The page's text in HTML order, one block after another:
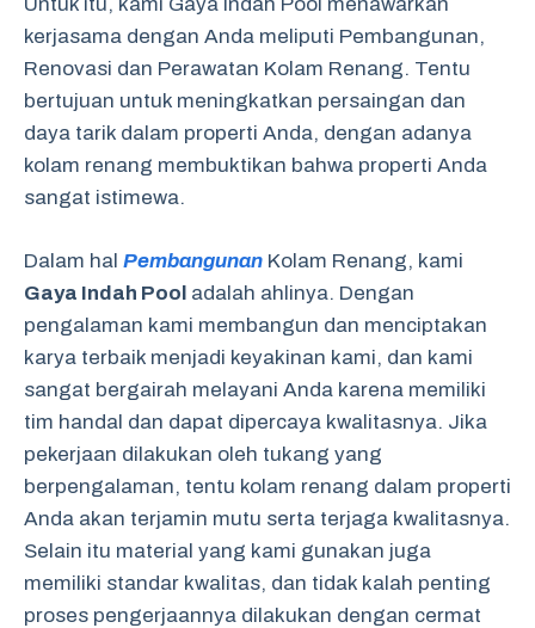
kerjasama dengan Anda meliputi Pembangunan,
Renovasi dan Perawatan Kolam Renang. Tentu
bertujuan untuk meningkatkan persaingan dan
daya tarik dalam properti Anda, dengan adanya
kolam renang membuktikan bahwa properti Anda
sangat istimewa.
Dalam hal Pembangunan Kolam Renang, kami
Gaya Indah Pool adalah ahlinya. Dengan
pengalaman kami membangun dan menciptakan
karya terbaik menjadi keyakinan kami, dan kami
sangat bergairah melayani Anda karena memiliki
tim handal dan dapat dipercaya kwalitasnya. Jika
pekerjaan dilakukan oleh tukang yang
berpengalaman, tentu kolam renang dalam properti
Anda akan terjamin mutu serta terjaga kwalitasnya.
Selain itu material yang kami gunakan juga
memiliki standar kwalitas, dan tidak kalah penting
proses pengerjaannya dilakukan dengan cermat